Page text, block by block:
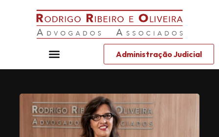
Administração Judicial